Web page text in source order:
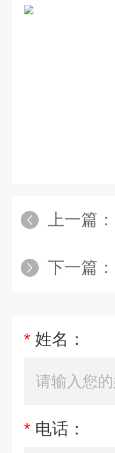
上一篇：
下一篇：
* 姓名：
* 电话：